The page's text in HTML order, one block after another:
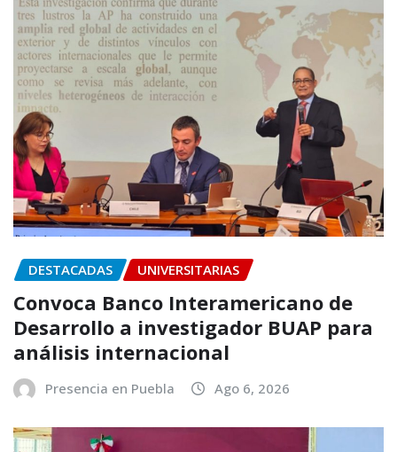
DESTACADAS UNIVERSITARIAS
Convoca Banco Interamericano de
Desarrollo a investigador BUAP para
análisis internacional
Presencia en Puebla Ago 6, 2026